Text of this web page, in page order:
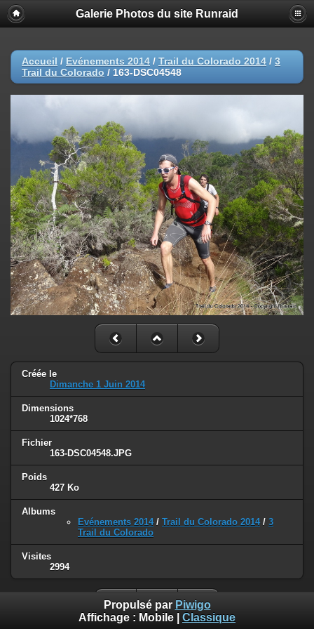
Galerie Photos du site Runraid
Accueil / Evénements 2014 / Trail du Colorado 2014 / 3
Trail du Colorado / 163-DSC04548
Créée le
Dimanche 1 Juin 2014
Dimensions
1024*768
Fichier
163-DSC04548.JPG
Poids
427 Ko
Albums
Evénements 2014/ Trail du Colorado 2014/ 3
Trail du Colorado
Visites
2994
Propulsé par Piwigo
Affichage : Mobile Classique